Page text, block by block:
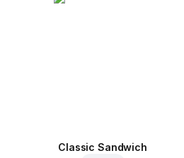
Classic Sandwich